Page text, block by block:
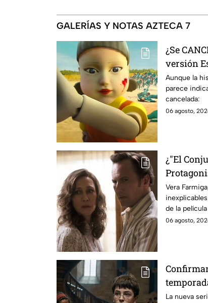
GALERÍAS Y NOTAS AZTECA 7
¿Se
versión
se sabe
Aunque la
parece
cancelada:
06 agosto,
¿"El
señales
Vera
de la película
06 agosto,
La nueva